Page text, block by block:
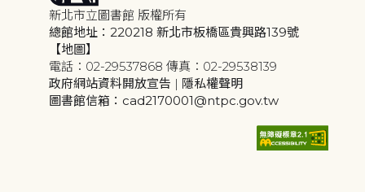
新北市立圖書館 版權所有
總館地址：220218 新北市板橋區貴興路139號
【地圖】
電話：02-29537868 傳真：02-29538139
政府網站資料開放宣告 | 隱私權聲明
圖書館信箱：cad2170001@ntpc.gov.tw